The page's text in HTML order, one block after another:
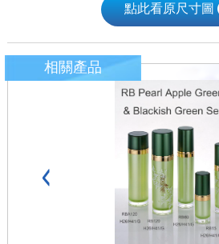
點此看原尺寸圖
相關產品